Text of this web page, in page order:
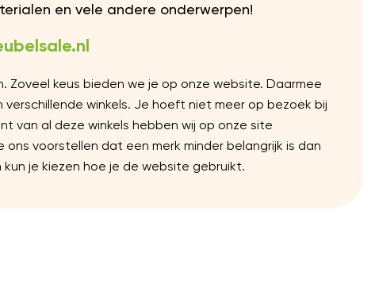
en vele andere onderwerpen!
Zoveel keus bieden we je op onze website. Daarmee
winkels. Je hoeft niet meer op bezoek bij
van al deze winkels hebben wij op onze site
voorstellen dat een merk minder belangrijk is dan
je kiezen hoe je de website gebruikt.